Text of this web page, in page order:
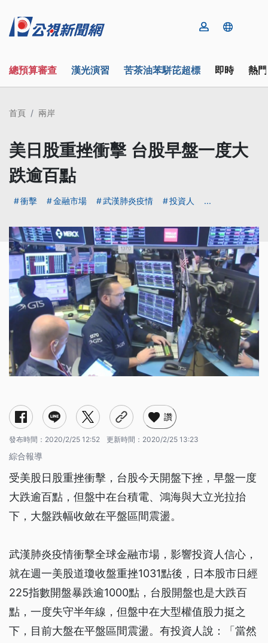
總預算審查 漢光演習 苦茶油苯駢芘超標 即時 熱
首頁 兩岸
美日股重挫衝擊 台股早盤一度大
跌逾百點
衝擊 金融市場 武漢肺炎疫情 投資人 ...
讚
發布時間： 2020/2/25 12:52 更新時間： 2020/2/25 13:23
綜合報導
受美股日股重挫衝擊，台股今天開盤下挫，早盤一度
大跌逾百點，但盤中在台積電、鴻海與大立光拉抬
下，大盤跌幅收斂在平盤區間震盪。
武漢肺炎疫情衝擊全球金融市場，影響投資人信心，
就在週一美股道瓊收盤重挫1031點後，日本股市日經
225指數開盤暴跌逾1000點，台股開盤也是大跌百
點，一度失守半年線，但盤中在大型權值股力挺之
下，目前大盤在平盤區間震盪。有投資人說：「當然